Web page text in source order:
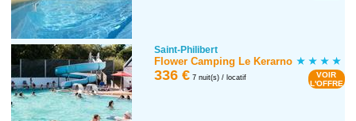
Saint-Philibert
Flower Camping Le Kerarno
336 € 7 nuit(s) / locatif
VOIR
L'OFFRE